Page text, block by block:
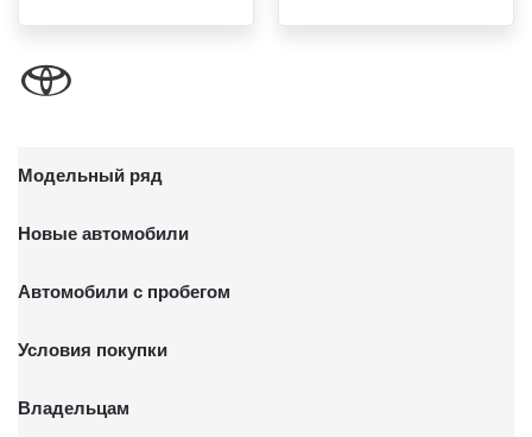
Модельный ряд
Новые автомобили
Автомобили с пробегом
Условия покупки
Владельцам